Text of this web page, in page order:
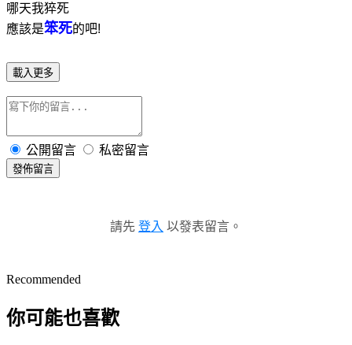
哪天我猝死
應該是笨死的吧!
載入更多
公開留言 私密留言
發佈留言
請先 登入 以發表留言。
Recommended
你可能也喜歡